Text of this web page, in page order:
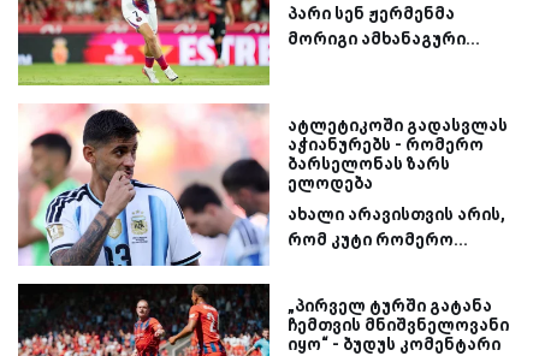
პარი სენ ჟერმენმა
მორიგი ამხანაგური...
ატლეტიკოში გადასვლას
აჭიანურებს - რომერო
ბარსელონას ზარს
ელოდება
ახალი არავისთვის არის,
რომ კუტი რომერო...
„პირველ ტურში გატანა
ჩემთვის მნიშვნელოვანი
იყო“ - ბუდუს კომენტარი